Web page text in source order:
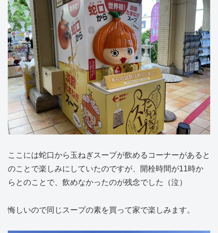
ここには蛇口から玉ねぎスープが飲めるコーナーがあると
のことで楽しみにしていたのですが、開栓時間が11時か
らとのことで、飲めなかったのが残念でした（泣）
悔しいので同じスープの素を買って家で楽しみます。